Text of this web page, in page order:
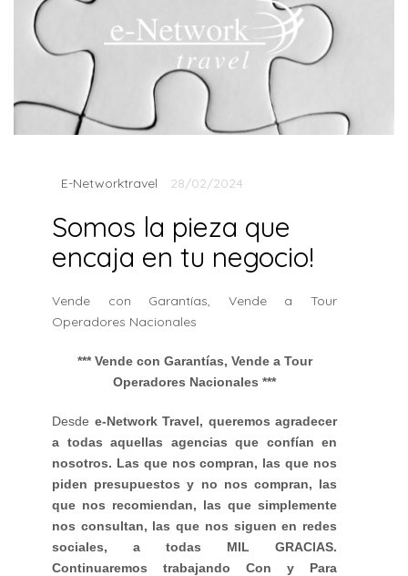
E-Networktravel 28/02/2024
Somos la pieza que
encaja en tu negocio!
Vende con Garantías, Vende a Tour
Operadores Nacionales
*** Vende con Garantías, Vende a Tour
Operadores Nacionales ***
Desde e-Network Travel, queremos agradecer
a todas aquellas agencias que confían en
nosotros. Las que nos compran, las que nos
piden presupuestos y no nos compran, las
que nos recomiendan, las que simplemente
nos consultan, las que nos siguen en redes
sociales, a todas MIL GRACIAS.
Continuaremostrabajando Con y Para